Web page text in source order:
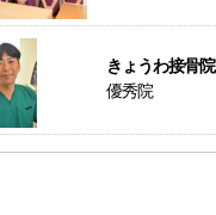
きょうわ接骨院
優秀院